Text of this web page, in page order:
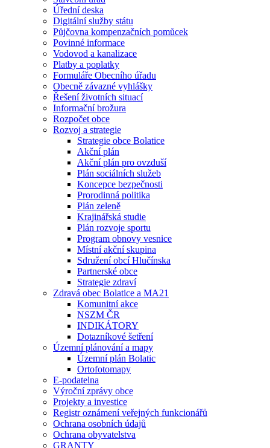
Úřední deska
Digitální služby státu
Půjčovna kompenzačních pomůcek
Povinné informace
Vodovod a kanalizace
Platby a poplatky
Formuláře Obecního úřadu
Obecně závazné vyhlášky
Řešení životních situací
Informační brožura
Rozpočet obce
Rozvoj a strategie
Strategie obce Bolatice
Akční plán
Akční plán pro ovzduší
Plán sociálních služeb
Koncepce bezpečnosti
Prorodinná politika
Plán zeleně
Krajinářská studie
Plán rozvoje sportu
Program obnovy vesnice
Místní akční skupina
Sdružení obcí Hlučínska
Partnerské obce
Strategie zdraví
Zdravá obec Bolatice a MA21
Komunitní akce
NSZM ČR
INDIKÁTORY
Dotazníkové šetření
Územní plánování a mapy
Územní plán Bolatic
Ortofotomapy
E-podatelna
Výroční zprávy obce
Projekty a investice
Registr oznámení veřejných funkcionářů
Ochrana osobních údajů
Ochrana obyvatelstva
GRANTY